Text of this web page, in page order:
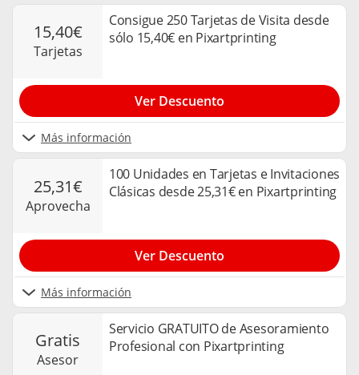
15,40€
tarjetas
Consigue 250 Tarjetas de Visita desde
sólo 15,40€ en Pixartprinting
Más información
Ver Descuento
25,31€
aprovecha
100 Unidades en Tarjetas e Invitaciones
Clásicas desde 25,31€ en Pixartprinting
Más información
Ver Descuento
gratis
asesor
Servicio GRATUITO de Asesoramiento
Profesional con Pixartprinting